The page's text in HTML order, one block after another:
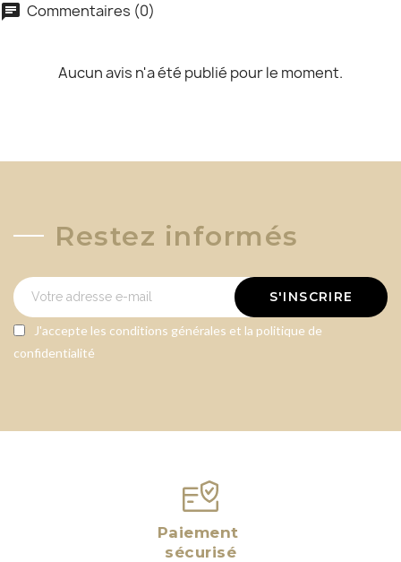
chat Commentaires (0)
Aucun avis n'a été publié pour le moment.
Restez informés
S'INSCRIRE
J'accepte les conditions générales et la politique de
confidentialité
Paiement
sécurisé